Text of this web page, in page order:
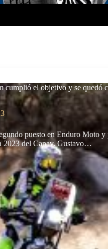
cumplió el objetivo y se quedó
puesto en Enduro Moto y
2023 del Canav. Gustavo…